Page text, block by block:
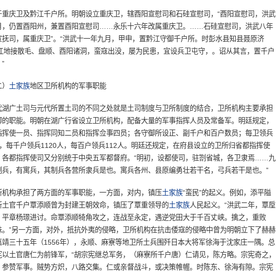
卫及黔江千户所。明朝设立重庆卫，辖酉阳宣慰司和石硅宣慰司，“酉阳宣慰司，洪武
，仍置酉阳州，兼置酉阳宣慰司……永乐十六年改属重庆卫。……石硅宣慰司，洪武八年
抚司，属重庆卫”。“洪武十一年九月，甲申，置黔江守御千户所。时彭水县知县聂原济
地接散毛、盘顺、酉阳诸洞，蛮寇出没，屡为民患，宜设兵卫屯守，。诏从其言，置千户
土家族地区卫所机构的军事职能
土司与元代所置土司的不同之处就是土司制度与卫所制度的结合，卫所机构主要承担
的职能。明朝在湖广行省设立卫所机构，配备大量的军事指挥人员及常备军。明廷规定，
挥使一员、指挥同知二员和指挥佥事四员；各守御所设正、副千户和百户数员；每卫领兵
每千户领兵1120人，每百户领兵112人。明廷还规定，在府县设立的卫所归省都指挥使
各都指挥使司又分别统于中央五军都督府。“明初，设都使司，驻劄省城，各卫隶焉……九
兵，有寓兵，其制兵各营所隶兵是也。寓兵各州、县原编勇壮若干名，弓兵若干是也。”
承担了两方面的军事职能，一方面，对内，镇压土家族“蛮民”的起义。例如，添平隘
土官千户覃添顺曾为封建王朝效命，镇压了覃重领导的土家族人民起义。“洪武二年，覃垕
平章杨璟进讨。命覃添顺犄角攻之，连战至永定，遇逆党田大于千百丈峡。擒之，重败
。”另一方面，对外，抵抗外夷的侵略，卫所机构在抗击倭寇的侵略中曾为明朝立下了赫赫
靖三十五年（1556年），永顺、麻寮等地卫所土兵围歼日本大将军徐海于沈家庄一隅。总
土官唐仁为前锋军，“胡宗宪继总军务，（麻寮所千户唐）仁请见，陈方略。宗宪奇之，
参赞军事。贼势方炽，八路交集。仁或亲督战斗，或决策帷幄。时陈东、徐海有隙。宗宪